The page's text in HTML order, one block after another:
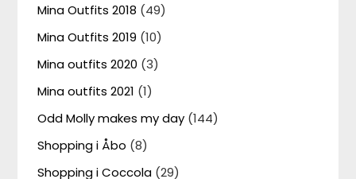
Mina Outfits 2018 (49)
Mina Outfits 2019 (10)
Mina outfits 2020 (3)
Mina outfits 2021 (1)
Odd Molly makes my day (144)
Shopping i Åbo (8)
Shopping i Coccola (29)